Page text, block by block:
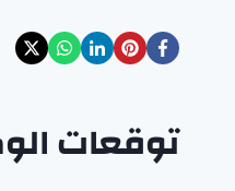
توقعات